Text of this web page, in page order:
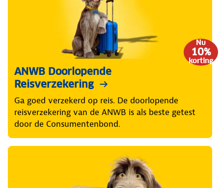
Nu
10%
korting
ANWB Doorlopende
Reisverzekering
Ga goed verzekerd op reis. De doorlopende
reisverzekering van de ANWB is als beste getest
door de Consumentenbond.